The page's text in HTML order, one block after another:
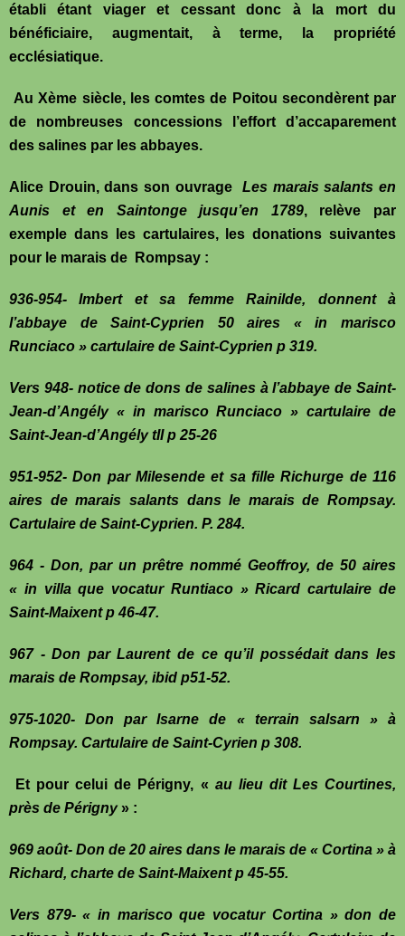
établi étant viager et cessant donc à la mort du
bénéficiaire, augmentait, à terme, la propriété
ecclésiatique.
Au Xème siècle, les comtes de Poitou secondèrent par
de nombreuses concessions l’effort d’accaparement
des salines par les abbayes.
Alice Drouin, dans son ouvrage Les marais salants en
Aunis et en Saintonge jusqu’en 1789, relève par
exemple dans les cartulaires, les donations suivantes
pour le marais de Rompsay :
936-954- Imbert et sa femme Rainilde, donnent à
l’abbaye de Saint-Cyprien 50 aires « in marisco
Runciaco » cartulaire de Saint-Cyprien p 319.
Vers 948- notice de dons de salines à l’abbaye de Saint-
Jean-d’Angély « in marisco Runciaco » cartulaire de
Saint-Jean-d’Angély tII p 25-26
951-952- Don par Milesende et sa fille Richurge de 116
aires de marais salants dans le marais de Rompsay.
Cartulaire de Saint-Cyprien. P. 284.
964 - Don, par un prêtre nommé Geoffroy, de 50 aires
« in villa que vocatur Runtiaco » Ricard cartulaire de
Saint-Maixent p 46-47.
967 - Don par Laurent de ce qu’il possédait dans les
marais de Rompsay, ibid p51-52.
975-1020- Don par Isarne de « terrain salsarn » à
Rompsay. Cartulaire de Saint-Cyrien p 308.
Et pour celui de Périgny, « au lieu dit Les Courtines,
près de Périgny» :
969 août- Don de 20 aires dans le marais de « Cortina » à
Richard, charte de Saint-Maixent p 45-55.
Vers 879- « in marisco que vocatur Cortina » don de